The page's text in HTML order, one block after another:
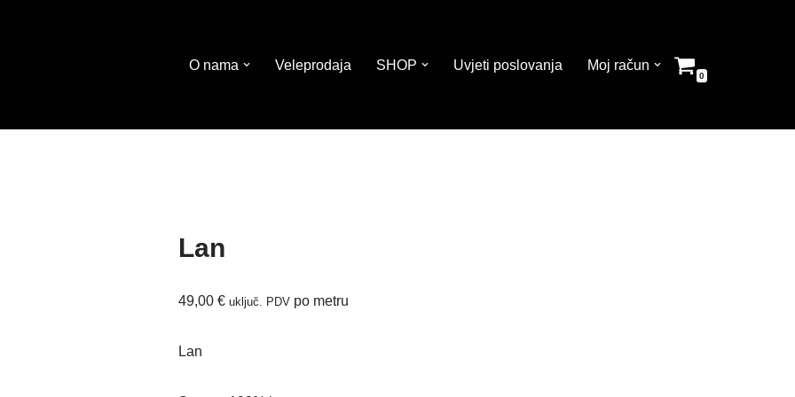
O nama Veleprodaja SHOP Uvjeti poslovanja Moj račun
0
Lan
49,00€ uključ. PDV po metru
Lan